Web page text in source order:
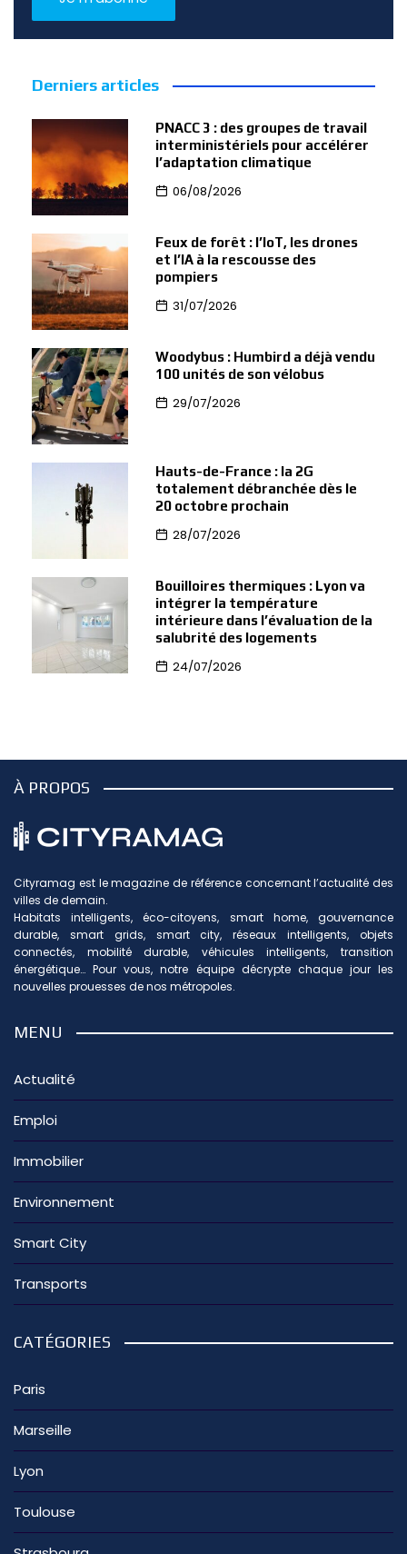
Derniers articles
PNACC 3 : des groupes de travail
interministériels pour accélérer
l’adaptation climatique
06/08/2026
Feux de forêt : l’IoT, les drones
et l’IA à la rescousse des
pompiers
31/07/2026
Woodybus : Humbird a déjà vendu
100 unités de son vélobus
29/07/2026
Hauts-de-France : la 2G
totalement débranchée dès le
20 octobre prochain
28/07/2026
Bouilloires thermiques : Lyon va
intégrer la température
intérieure dans l’évaluation de la
salubrité des logements
24/07/2026
À PROPOS
Cityramag est le magazine de référence concernant l’actualité des
villes de demain.
Habitats intelligents, éco-citoyens, smart home, gouvernance
durable, smart grids, smart city, réseaux intelligents, objets
connectés, mobilité durable, véhicules intelligents, transition
énergétique… Pour vous, notre équipe décrypte chaque jour les
nouvelles prouesses de nos métropoles.
MENU
Actualité
Emploi
Immobilier
Environnement
Smart City
Transports
CATÉGORIES
Paris
Marseille
Lyon
Toulouse